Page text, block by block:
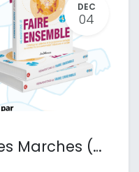
DEC
04
Livre en Marche - Les Marches (73) (copie)